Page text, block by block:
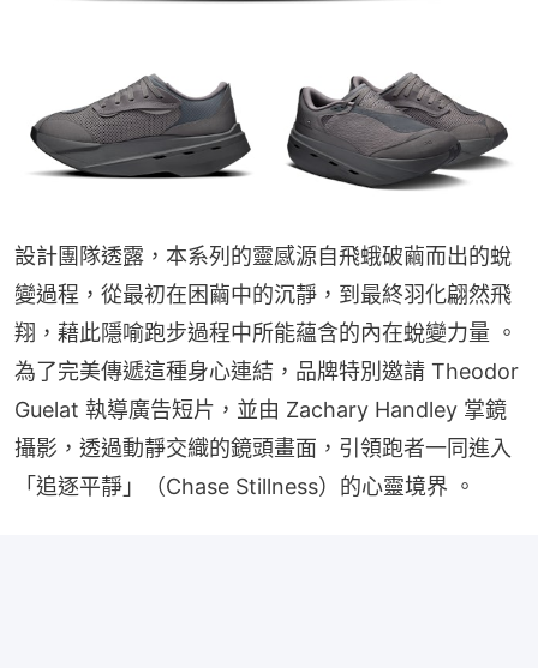
設計團隊透露，本系列的靈感源自飛蛾破繭而出的蛻
變過程，從最初在困繭中的沉靜，到最終羽化翩然飛
翔，藉此隱喻跑步過程中所能蘊含的內在蛻變力量 。
為了完美傳遞這種身心連結，品牌特別邀請 Theodor
Guelat 執導廣告短片，並由 Zachary Handley 掌鏡
攝影，透過動靜交織的鏡頭畫面，引領跑者一同進入
「追逐平靜」（Chase Stillness）的心靈境界 。